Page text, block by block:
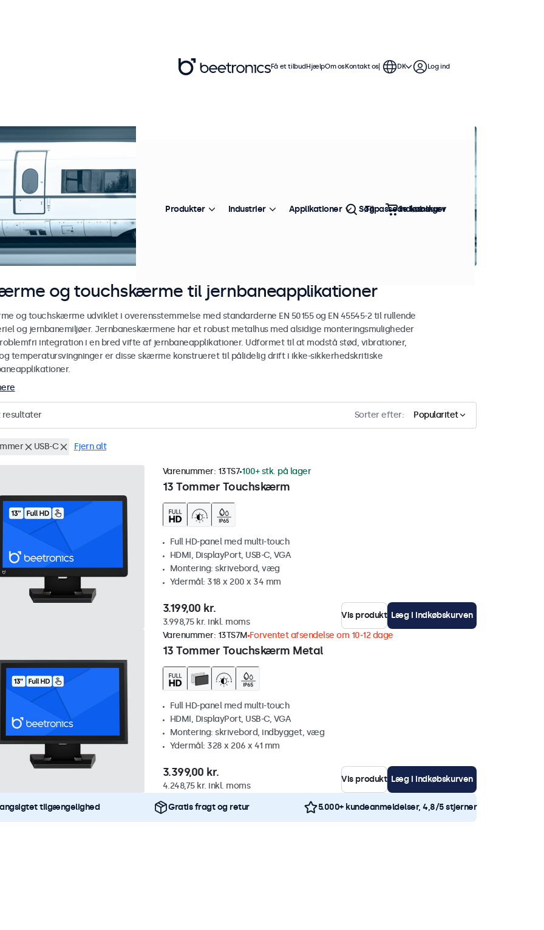
og touchskærme til jernbaneapplikationer
og touchskærme udviklet i overensstemmelse med standarderne EN 50155 og EN 45545-2 til rullende
og jernbanemiljøer. Jernbaneskærmene har et robust metalhus med alsidige monteringsmuligheder
integration i en bred vifte af jernbaneapplikationer. Udformet til at modstå stød, vibrationer,
temperatursvingninger er disse skærme konstrueret til pålidelig drift i ikke-sikkerhedskritiske
resultater Sorter efter: Popularitet
USB-C Fjern alt
13 Tommer Touchskærm
Varenummer: 13TS7 100+ stk. på lager
Full HD-panel med multi-touch
HDMI, DisplayPort, USB-C, VGA
Montering: skrivebord, væg
Ydermål: 318 x 200 x 34 mm
3.199,00 kr.
3.998,75 kr. inkl. moms
Vis produkt Læg i indkøbskurven
13 Tommer Touchskærm Metal
Varenummer: 13TS7M Forventet afsendelse om 10-12 dage
Full HD-panel med multi-touch
HDMI, DisplayPort, USB-C, VGA
Montering: skrivebord, indbygget, væg
Ydermål: 328 x 206 x 41 mm
3.399,00 kr.
4.248,75 kr. inkl. moms
Vis produkt Læg i indkøbskurven
tilgængelighed Gratis fragt og retur 5.000+ kundeanmeldelser, 4,8/5 stjerner
Få et tilbudHjælpOm osKontakt os DK Log ind
Produkter Industrier Applikationer Tilpassede løsninger
Søg Indkøbskurv